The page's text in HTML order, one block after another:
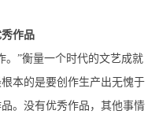
作品
。”衡量一个时代的文艺成就
本的是要创作生产出无愧于
。没有优秀作品，其他事情